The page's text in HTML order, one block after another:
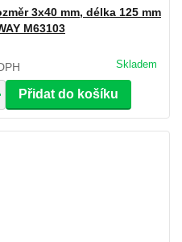
3x40 mm, délka 125 mm
M63103
Skladem
Přidat do košíku